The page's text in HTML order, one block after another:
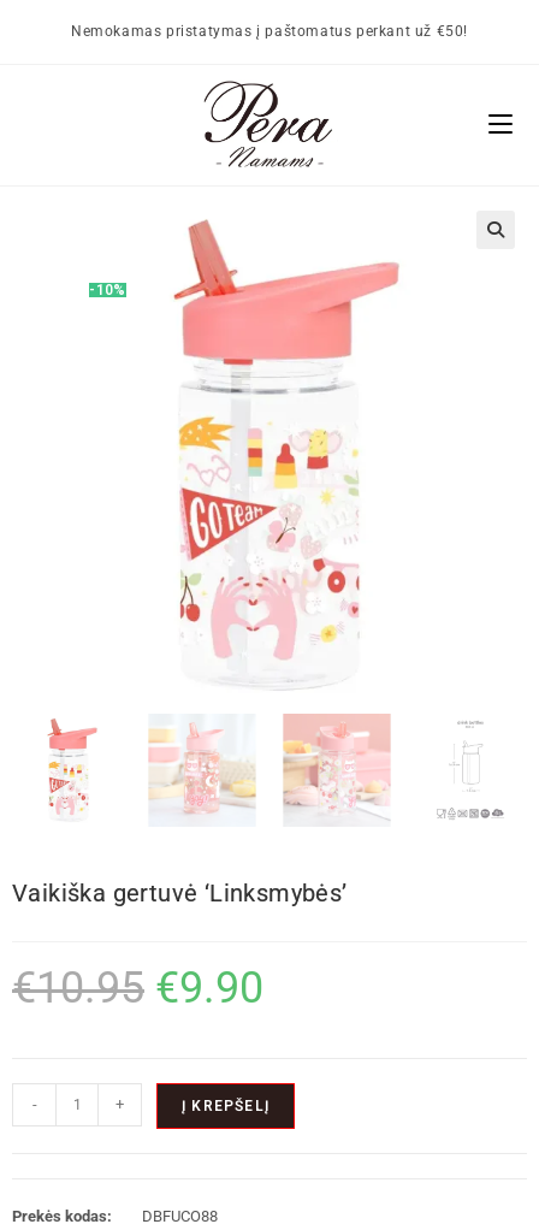
Nemokamas pristatymas į paštomatus perkant už €50!
-10%
Vaikiška gertuvė ‘Linksmybės’
€10.95 €9.90
- + Į KREPŠELĮ
Prekės kodas:
DBFUCO88